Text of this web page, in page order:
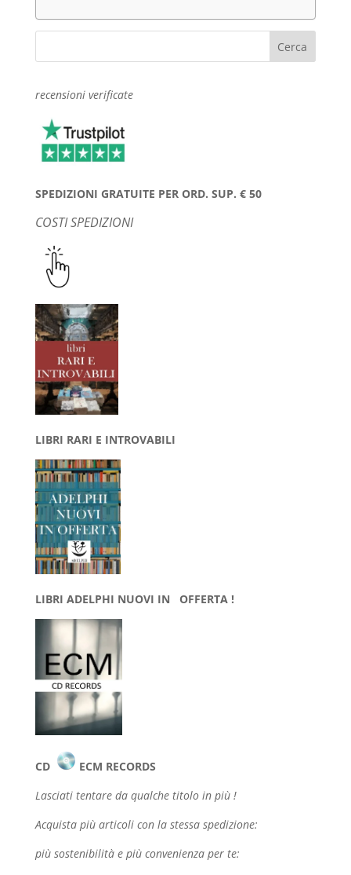
recensioni verificate
SPEDIZIONI GRATUITE PER ORD. SUP. € 50
COSTI SPEDIZIONI
LIBRI RARI E INTROVABILI
LIBRI ADELPHI NUOVI IN OFFERTA !
CD
ECM RECORDS
Lasciati tentare da qualche titolo in più !
Acquista più articoli con la stessa spedizione:
più sostenibilità e più convenienza per te: